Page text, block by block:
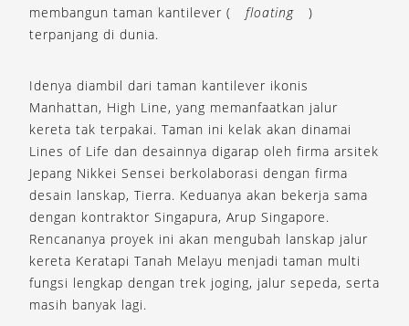
membangun taman kantilever (
floating
)
terpanjang di dunia.
Idenya diambil dari taman kantilever ikonis
Manhattan, High Line, yang memanfaatkan jalur
kereta tak terpakai. Taman ini kelak akan dinamai
Lines of Life dan desainnya digarap oleh firma arsitek
Jepang Nikkei Sensei berkolaborasi dengan firma
desain lanskap, Tierra. Keduanya akan bekerja sama
dengan kontraktor Singapura, Arup Singapore.
Rencananya proyek ini akan mengubah lanskap jalur
kereta Keratapi Tanah Melayu menjadi taman multi
fungsi lengkap dengan trek joging, jalur sepeda, serta
masih banyak lagi.